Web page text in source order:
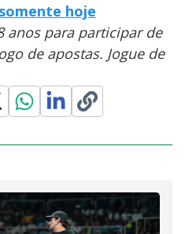
hoje
anos para participar de
de apostas. Jogue de